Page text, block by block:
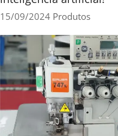
15/09/2024 Produtos